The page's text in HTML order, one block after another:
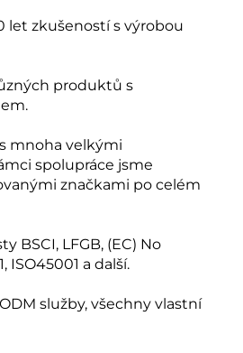
let zkušeností s výrobou
produktů s
mnoha velkými
spolupráce jsme
značkami po celém
BSCI, LFGB, (EC) No
ISO45001 a další.
služby, všechny vlastní